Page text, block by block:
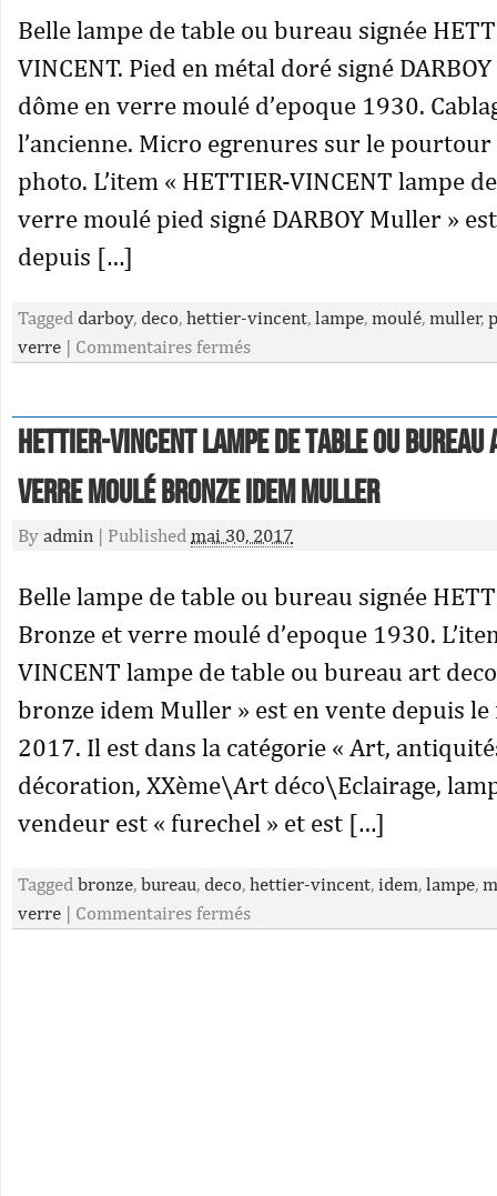
Belle lampe de table ou bureau signée
VINCENT. Pied en métal doré signé
dôme en verre moulé d’epoque 1930.
l’ancienne. Micro egrenures sur le
photo. L’item « HETTIER-VINCENT lampe
verre moulé pied signé DARBOY Muller »
depuis […]
Tagged darboy, deco, hettier-vincent, lampe, moulé, muller,
verre | Commentaires fermés
HETTIER-VINCENT lampe de table ou
verre moulé bronze idem Muller
By admin | Published mai 30, 2017
Belle lampe de table ou bureau signée
Bronze et verre moulé d’epoque 1930.
VINCENT lampe de table ou bureau art
bronze idem Muller » est en vente depuis
2017. Il est dans la catégorie « Art,
décoration, XXème\Art déco\Eclairage,
vendeur est « furechel » et est […]
Tagged bronze, bureau, deco, hettier-vincent, idem, lampe,
verre | Commentaires fermés